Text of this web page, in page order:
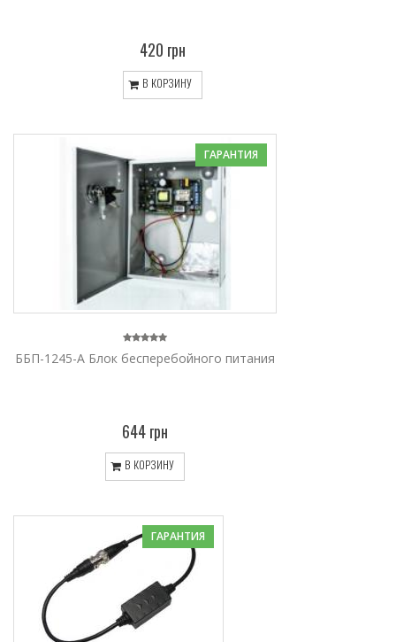
420 грн
В КОРЗИНУ
ГАРАНТИЯ
ББП-1245-A Блок бесперебойного питания
644 грн
В КОРЗИНУ
ГАРАНТИЯ